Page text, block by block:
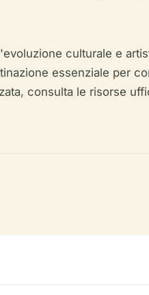
culturale e
essenziale per
consulta le risorse